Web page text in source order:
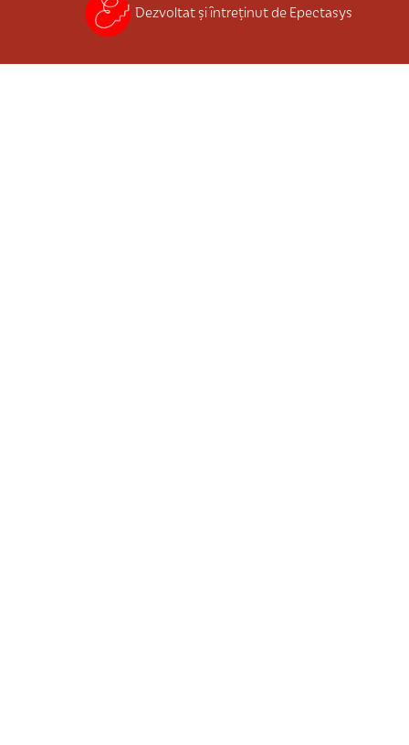
Dezvoltat și întreținut de Epectasys